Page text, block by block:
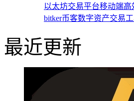
以太坊交易平台移动端高
bitker币客数字资产交易
最近更新